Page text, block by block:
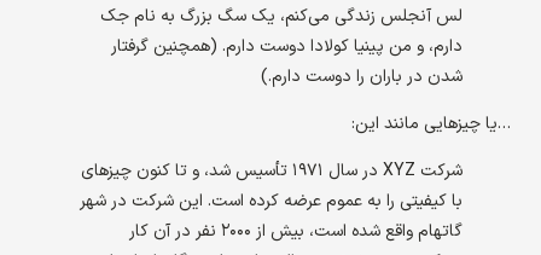
لس آنجلس زندگی می‌کنم، یک سگ بزرگ به نام جک
دارم، و من پینیا کولادا دوست دارم. (همچنین گرفتار
شدن در باران را دوست دارم.)
…یا چیزهایی مانند این:
شرکت XYZ در سال ۱۹۷۱ تأسیس شد، و تا کنون چیزهای
با کیفیتی را به عموم عرضه کرده است. این شرکت در شهر
گاتهام واقع شده است، بیش از ۲۰۰۰ نفر در آن کار